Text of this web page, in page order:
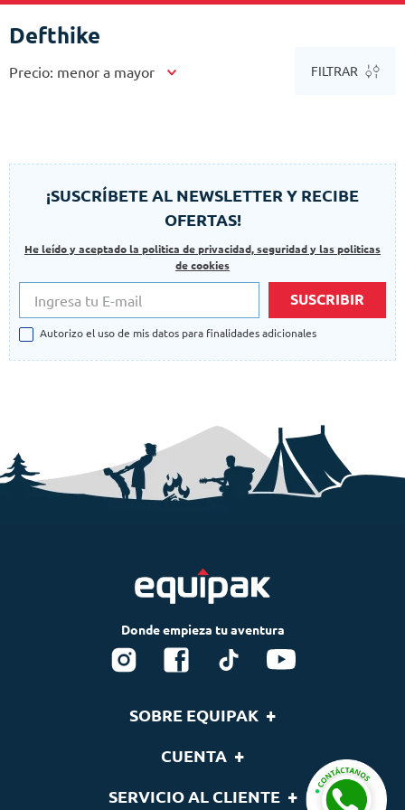
Vende en Equipak
Defthike
Precio: menor a mayor FILTRAR
¡SUSCRÍBETE AL NEWSLETTER Y RECIBE
OFERTAS!
He leído y aceptado la politica de privacidad, seguridad y las politicas
de cookies
SUSCRIBIR
Autorizo el uso de mis datos para finalidades adicionales
SOBRE EQUIPAK +
Nuestras Marcas
CUENTA +
SERVICIO AL CLIENTE +